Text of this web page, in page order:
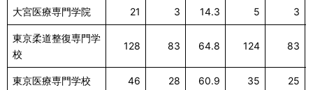
大宮医療専門学院 21 3 14.3 5 3
東京柔道整復専門学
校
128 83 64.8 124 83
東京医療専門学校 46 28 60.9 35 25